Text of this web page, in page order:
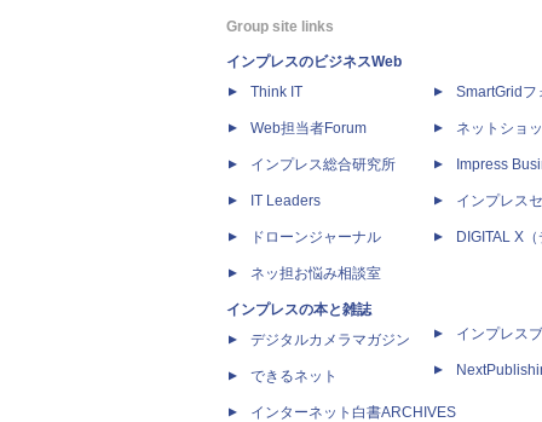
Group site links
インプレスのビジネスWeb
Think IT
Web担当者Forum
インプレス総合研究所
IT Leaders
ドローンジャーナル
ネッ担お悩み相談室
インプレスの本と雑誌
デジタルカメラマガジン
できるネット
インターネット白書ARCHIVES
SmartGridフ
ネットショ
Impress
インプレス
DIGITAL X
インプレス